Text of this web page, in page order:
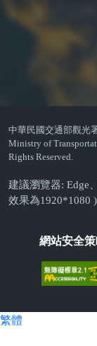
中華民國交通部觀光
Ministry of
Rights Reserved.
建議瀏覽器: Edge
效果為1920*1080 )
網站安全
繁體